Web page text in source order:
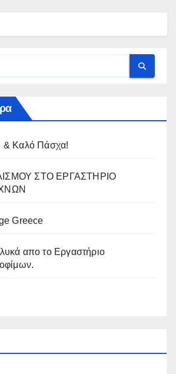
& Καλό Πάσχα!
ΣΤΟ ΕΡΓΑΣΤΗΡΙΟ
Greece
απο το Εργαστήριο